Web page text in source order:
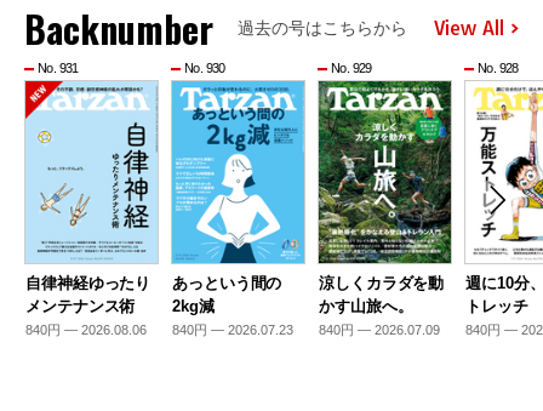
Backnumber 過去の号はこちらから View All
No. 931
自律神経ゆったり
メンテナンス術
840円 — 2026.08.06
No. 930
あっという間の
2kg減
840円 — 2026.07.23
No. 929
涼しくカラダを動
かす山旅へ。
840円 — 2026.07.09
No. 928
週に10分
トレッチ
840円 —